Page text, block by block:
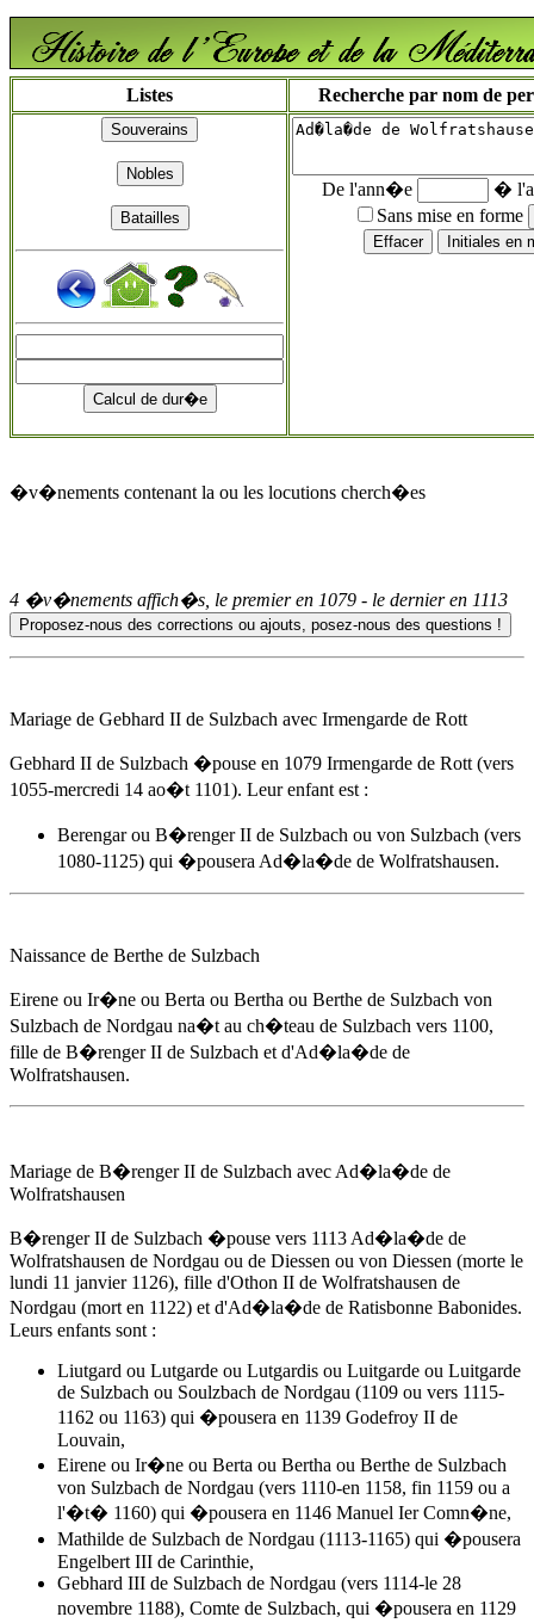
Listes Recherche par nom de
De l'ann�e
�
Sans mise en forme
�v�nements contenant la ou les locutions cherch�es
4 �v�nements affich�s, le premier en 1079 - le dernier en 1113
Mariage de Gebhard II de Sulzbach avec Irmengarde de Rott
Gebhard II de Sulzbach �pouse en 1079 Irmengarde de Rott (vers
1055-mercredi 14 ao�t 1101). Leur enfant est :
Berengar ou B�renger II de Sulzbach ou von Sulzbach (vers
1080-1125) qui �pousera Ad�la�de de Wolfratshausen.
Naissance de Berthe de Sulzbach
Eirene ou Ir�ne ou Berta ou Bertha ou Berthe de Sulzbach von
Sulzbach de Nordgau na�t au ch�teau de Sulzbach vers 1100,
fille de B�renger II de Sulzbach et d'Ad�la�de de
Wolfratshausen.
Mariage de B�renger II de Sulzbach avec Ad�la�de de
Wolfratshausen
B�renger II de Sulzbach �pouse vers 1113 Ad�la�de de
Wolfratshausen de Nordgau ou de Diessen ou von Diessen (morte le
lundi 11 janvier 1126), fille d'Othon II de Wolfratshausen de
Nordgau (mort en 1122) et d'Ad�la�de de Ratisbonne Babonides.
Leurs enfants sont :
Liutgard ou Lutgarde ou Lutgardis ou Luitgarde ou Luitgarde
de Sulzbach ou Soulzbach de Nordgau (1109 ou vers 1115-
1162 ou 1163) qui �pousera en 1139 Godefroy II de
Louvain,
Eirene ou Ir�ne ou Berta ou Bertha ou Berthe de Sulzbach
von Sulzbach de Nordgau (vers 1110-en 1158, fin 1159 ou a
l'�t� 1160) qui �pousera en 1146 Manuel Ier Comn�ne,
Mathilde de Sulzbach de Nordgau (1113-1165) qui �pousera
Engelbert III de Carinthie,
Gebhard III de Sulzbach de Nordgau (vers 1114-le 28
novembre 1188), Comte de Sulzbach, qui �pousera en 1129